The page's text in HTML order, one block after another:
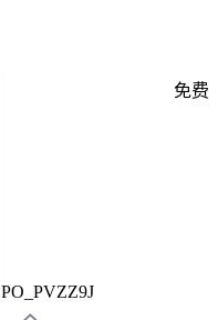
PO_PVZZ9J
免费